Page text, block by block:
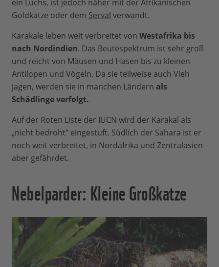
ein Luchs, ist jedoch näher mit der Afrikanischen
Goldkatze oder dem Serval verwandt.
Karakale leben weit verbreitet von Westafrika bis
nach Nordindien. Das Beutespektrum ist sehr groß
und reicht von Mäusen und Hasen bis zu kleinen
Antilopen und Vögeln. Da sie teilweise auch Vieh
jagen, werden sie in manchen Ländern als
Schädlinge verfolgt.
Auf der Roten Liste der IUCN wird der Karakal als
„nicht bedroht“ eingestuft. Südlich der Sahara ist er
noch weit verbreitet, in Nordafrika und Zentralasien
aber gefährdet.
Nebelparder: Kleine Großkatze